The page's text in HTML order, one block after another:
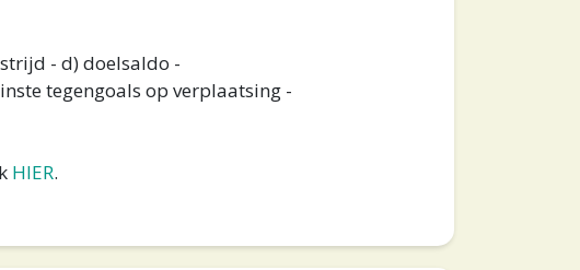
- d) doelsaldo -
tegengoals op verplaatsing -
HIER.